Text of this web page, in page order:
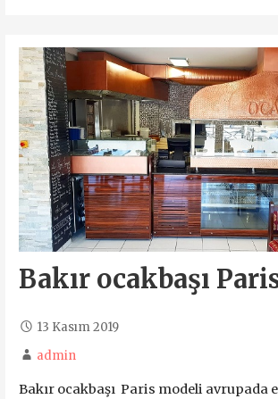
Bakır ocakbaşı
13 Kasım 2019
admin
Bakır ocakbaşı Paris modeli avrupada